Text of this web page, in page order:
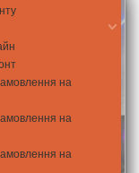
на
на
на